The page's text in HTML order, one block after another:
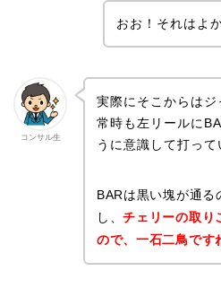
おお！それはよ
コンサル生
実際にそこからは
常時も左リールに
うに意識して打って
BARは黒い塊が通る
し、チェリーの取り
ので、一石二鳥です